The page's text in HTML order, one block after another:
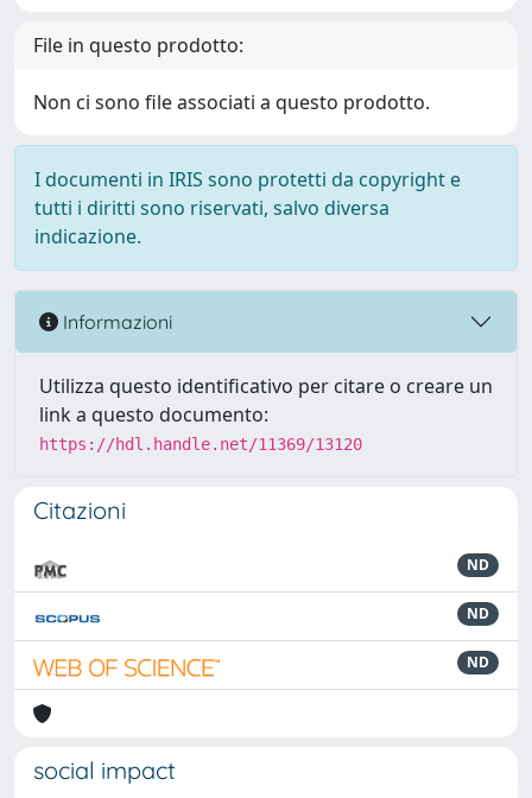
File in questo prodotto:
Non ci sono file associati a questo prodotto.
I documenti in IRIS sono protetti da copyright e
tutti i diritti sono riservati, salvo diversa
indicazione.
Informazioni
Utilizza questo identificativo per citare o creare un
link a questo documento:
https://hdl.handle.net/11369/13120
Citazioni
ND
ND
ND
social impact